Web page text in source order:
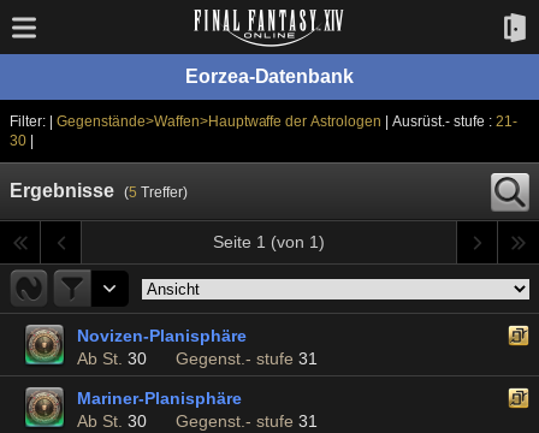
Eorzea-Datenbank
Filter: | Gegenstände>Waffen>Hauptwaffe der Astrologen | Ausrüst.- stufe : 21-
30|
Ergebnisse (5 Treffer)
Seite 1 (von 1)
Novizen-Planisphäre
Ab St. 30 Gegenst.- stufe 31
Mariner-Planisphäre
Ab St. 30 Gegenst.- stufe 31